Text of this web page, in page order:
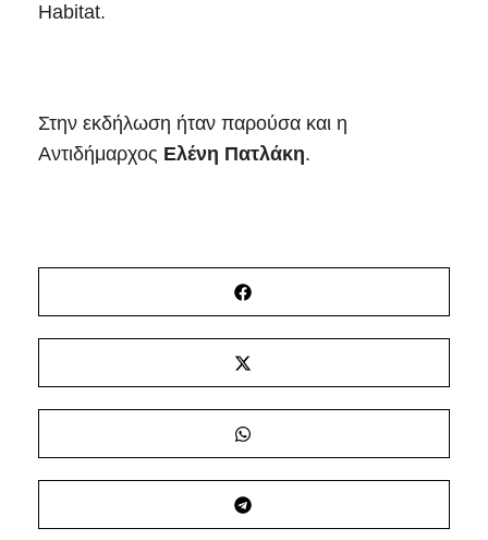
Habitat.
Στην εκδήλωση ήταν παρούσα και η
Αντιδήμαρχος Ελένη Πατλάκη.